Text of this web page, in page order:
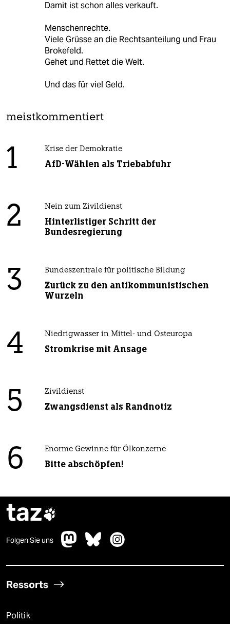
Damit ist schon alles verkauft.
Menschenrechte.
Viele Grüsse an die Rechtsanteilung und Frau
Brokefeld.
Gehet und Rettet die Welt.
Und das für viel Geld.
meistkommentiert
1 Krise der Demokratie
AfD-Wählen als Triebabfuhr
2 Nein zum Zivildienst
Hinterlistiger Schritt der
Bundesregierung
3 Bundeszentrale für politische Bildung
Zurück zu den antikommunistischen
Wurzeln
4 Niedrigwasser in Mittel- und Osteuropa
Stromkrise mit Ansage
5 Zivildienst
Zwangsdienst als Randnotiz
6 Enorme Gewinne für Ölkonzerne
Bitte abschöpfen!
taz
Folgen Sie uns
Ressorts
Politik